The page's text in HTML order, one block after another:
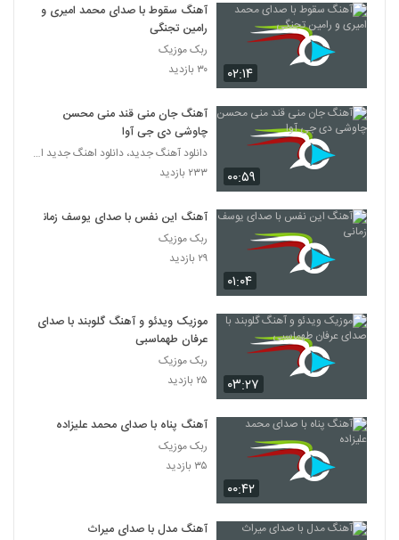
۰۲:۱۴
آهنگ سقوط با صدای محمد امیری و
رامین تجنگی
ربک موزیک
۳۰ بازدید
۰۰:۵۹
آهنگ جان منی قند منی محسن
چاوشی دی جی آوا
دانلود آهنگ جدید، دانلود اهنگ جدید ایرانی
۲۳۳ بازدید
۰۱:۰۴
آهنگ این نفس با صدای یوسف زمانی
ربک موزیک
۲۹ بازدید
۰۳:۲۷
موزیک ویدئو و آهنگ گلوبند با صدای
عرفان طهماسبی
ربک موزیک
۲۵ بازدید
۰۰:۴۲
آهنگ پناه با صدای محمد علیزاده
ربک موزیک
۳۵ بازدید
آهنگ مدل با صدای میراث